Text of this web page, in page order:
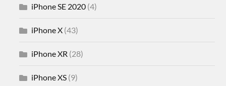
iPhone SE 2020 (4)
iPhone X (43)
iPhone XR (28)
iPhone XS (9)